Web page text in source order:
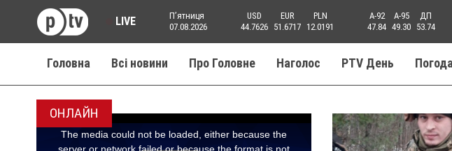
LIVE
Пʼятниця
07.08.2026
USD
44.7626
EUR
51.6717
PLN
12.0191
A-92
47.84
A-95
49.30
ДП
53.74
Головна Всі новини Про Головне Наголос PTV День Погода
ОНЛАЙН